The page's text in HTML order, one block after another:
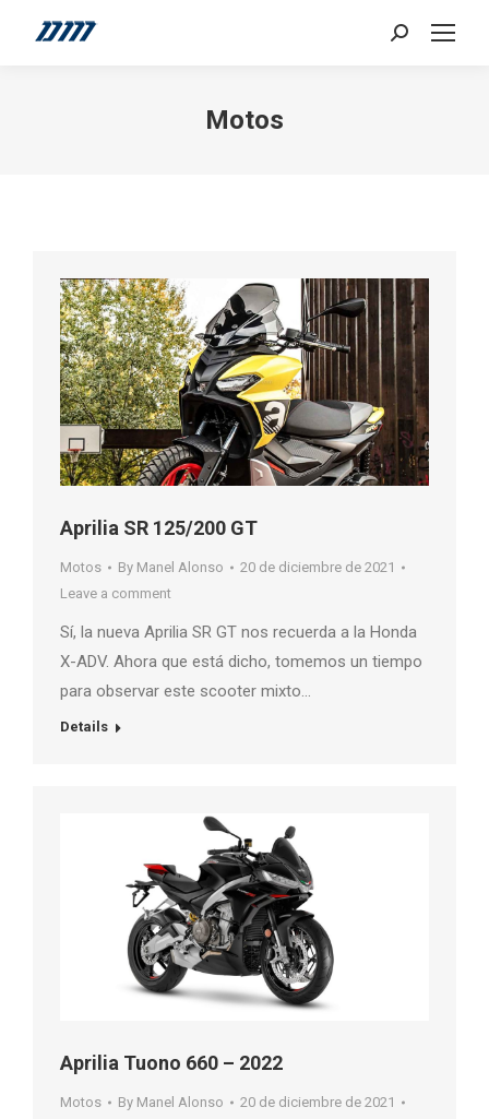
Search:
Motos
Aprilia SR 125/200 GT
Motos By Manel Alonso
20 de diciembre de 2021
Leave a comment
Sí, la nueva Aprilia SR GT nos recuerda a la Honda
X-ADV. Ahora que está dicho, tomemos un tiempo
para observar este scooter mixto…
Details
Aprilia Tuono 660 – 2022
Motos By Manel Alonso
20 de diciembre de 2021